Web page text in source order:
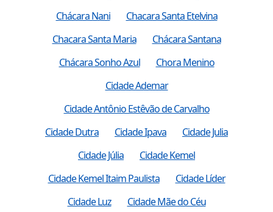
Chácara Nani
Chacara Santa Etelvina
Chacara Santa Maria
Chácara Santana
Chácara Sonho Azul
Chora Menino
Cidade Ademar
Cidade Antônio Estêvão de Carvalho
Cidade Dutra
Cidade Ipava
Cidade Julia
Cidade Júlia
Cidade Kemel
Cidade Kemel Itaim Paulista
Cidade Líder
Cidade Luz
Cidade Mãe do Céu